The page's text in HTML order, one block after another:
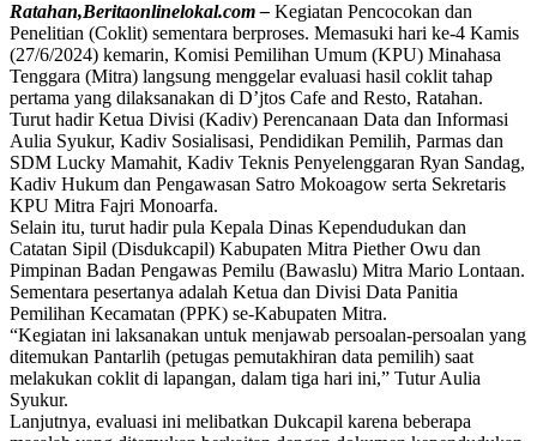
Ratahan,Beritaonlinelokal.com – Kegiatan Pencocokan dan
Penelitian (Coklit) sementara berproses. Memasuki hari ke-4 Kamis
(27/6/2024) kemarin, Komisi Pemilihan Umum (KPU) Minahasa
Tenggara (Mitra) langsung menggelar evaluasi hasil coklit tahap
pertama yang dilaksanakan di D’jtos Cafe and Resto, Ratahan.
Turut hadir Ketua Divisi (Kadiv) Perencanaan Data dan Informasi
Aulia Syukur, Kadiv Sosialisasi, Pendidikan Pemilih, Parmas dan
SDM Lucky Mamahit, Kadiv Teknis Penyelenggaran Ryan Sandag,
Kadiv Hukum dan Pengawasan Satro Mokoagow serta Sekretaris
KPU Mitra Fajri Monoarfa.
Selain itu, turut hadir pula Kepala Dinas Kependudukan dan
Catatan Sipil (Disdukcapil) Kabupaten Mitra Piether Owu dan
Pimpinan Badan Pengawas Pemilu (Bawaslu) Mitra Mario Lontaan.
Sementara pesertanya adalah Ketua dan Divisi Data Panitia
Pemilihan Kecamatan (PPK) se-Kabupaten Mitra.
“Kegiatan ini laksanakan untuk menjawab persoalan-persoalan yang
ditemukan Pantarlih (petugas pemutakhiran data pemilih) saat
melakukan coklit di lapangan, dalam tiga hari ini,” Tutur Aulia
Syukur.
Lanjutnya, evaluasi ini melibatkan Dukcapil karena beberapa